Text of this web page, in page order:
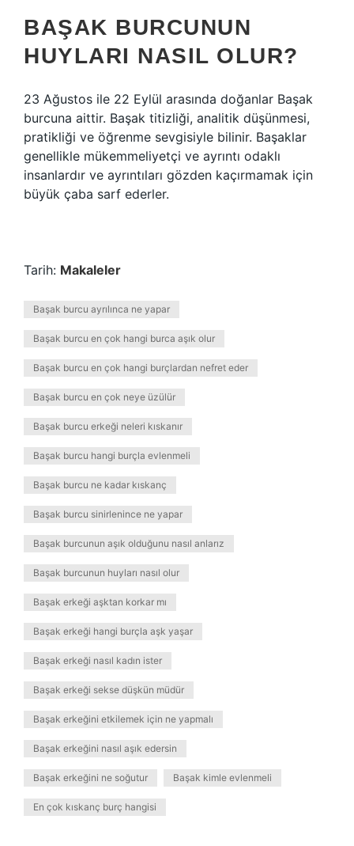
BAŞAK BURCUNUN
HUYLARI NASIL OLUR?
23 Ağustos ile 22 Eylül arasında doğanlar Başak
burcuna aittir. Başak titizliği, analitik düşünmesi,
pratikliği ve öğrenme sevgisiyle bilinir. Başaklar
genellikle mükemmeliyetçi ve ayrıntı odaklı
insanlardır ve ayrıntıları gözden kaçırmamak için
büyük çaba sarf ederler.
Tarih: Makaleler
Başak burcu ayrılınca ne yapar
Başak burcu en çok hangi burca aşık olur
Başak burcu en çok hangi burçlardan nefret eder
Başak burcu en çok neye üzülür
Başak burcu erkeği neleri kıskanır
Başak burcu hangi burçla evlenmeli
Başak burcu ne kadar kıskanç
Başak burcu sinirlenince ne yapar
Başak burcunun aşık olduğunu nasıl anlarız
Başak burcunun huyları nasıl olur
Başak erkeği aşktan korkar mı
Başak erkeği hangi burçla aşk yaşar
Başak erkeği nasıl kadın ister
Başak erkeği sekse düşkün müdür
Başak erkeğini etkilemek için ne yapmalı
Başak erkeğini nasıl aşık edersin
Başak erkeğini ne soğutur Başak kimle evlenmeli
En çok kıskanç burç hangisi